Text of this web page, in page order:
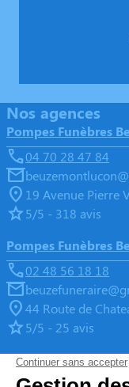
Nos agences
Pompes Funèbres
04 70 28 47 84
19 Avenue Pierre
5/5 - 318 avis
Pompes Funèbres
02 48 56 18 18
44 Route de
5/5 - 25 avis
Pompes Funèbres